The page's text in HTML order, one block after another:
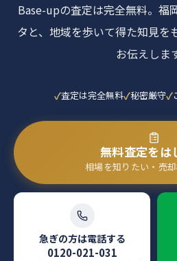
Base-upの査定は完全無料。福
タと、地域を歩いて得た知見を
お伝えしま
査定は完全無料 秘密厳守
無料査定をは
相場を知りたい・売
急ぎの方は電話する
0120-021-031